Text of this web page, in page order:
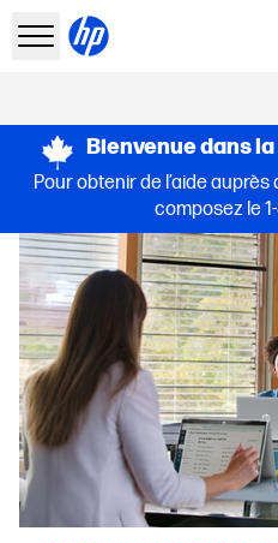
Bienvenue dans
Pour obtenir de l’aide
composez le